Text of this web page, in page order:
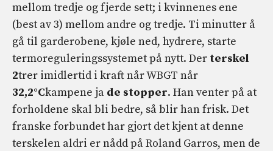
mellom tredje og fjerde sett; i kvinnenes ene
(best av 3) mellom andre og tredje. Ti minutter å
gå til garderobene, kjøle ned, hydrere, starte
termoreguleringssystemet på nytt. Der terskel
2trer imidlertid i kraft når WBGT når
32,2°Ckampene ja de stopper. Han venter på at
forholdene skal bli bedre, så blir han frisk. Det
franske forbundet har gjort det kjent at denne
terskelen aldri er nådd på Roland Garros, men de